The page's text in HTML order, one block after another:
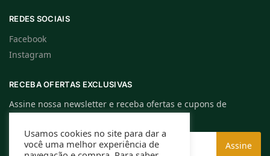
REDES SOCIAIS
Facebook
Instagram
RECEBA OFERTAS EXCLUSIVAS
Assine nossa newsletter e receba ofertas e cupons de
Usamos cookies no site para dar a
você uma melhor experiência de